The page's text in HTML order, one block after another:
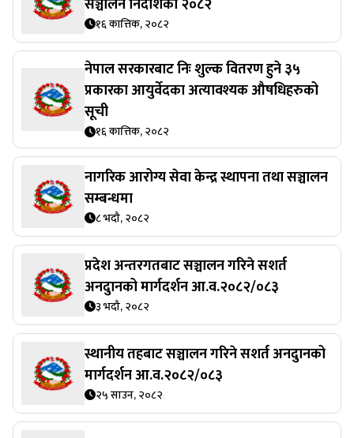
१६ कात्तिक, २०८२
नेपाल सरकारबाट निः शुल्क वितरण हुने ३५
प्रकारका आयुर्वेदका अत्यावश्यक औषधिहरुको
सूची
१६ कात्तिक, २०८२
नागरिक आरोग्य सेवा केन्द्र स्थापना तथा सञ्चालन
सम्बन्धमा
८ भदौ, २०८२
प्रदेश अन्तरगतबाट सञ्चालन गरिने सशर्त
अनदुानको मार्गदर्शन आ.व.२०८२/०८३
३ भदौ, २०८२
स्थानीय तहबाट सञ्चालन गरिने सशर्त अनदुानको
मार्गदर्शन आ.व.२०८२/०८३
२५ साउन, २०८२